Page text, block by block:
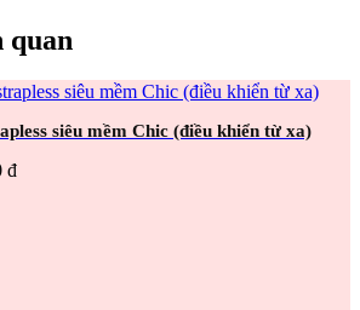
quan
siêu mềm Chic (điều khiển từ xa)
đ